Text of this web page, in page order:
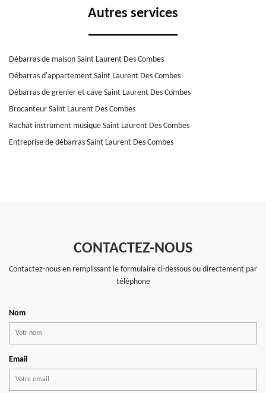
Autres services
Débarras de maison Saint Laurent Des Combes
Débarras d'appartement Saint Laurent Des Combes
Débarras de grenier et cave Saint Laurent Des Combes
Brocanteur Saint Laurent Des Combes
Rachat instrument musique Saint Laurent Des Combes
Entreprise de débarras Saint Laurent Des Combes
CONTACTEZ-NOUS
Contactez-nous en remplissant le formulaire ci-dessous ou directement par
téléphone
Nom
Email